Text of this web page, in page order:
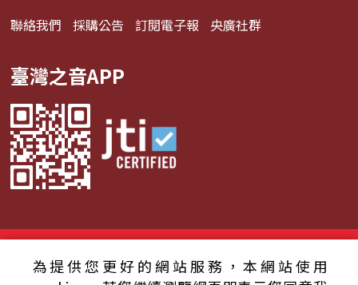
聯絡我們 採購公告 訂閱電子報 央廣社群
臺灣之音APP
© 2024財團法人中央廣播電臺 版權所有
為提供您更好的網站服務，本網站使用